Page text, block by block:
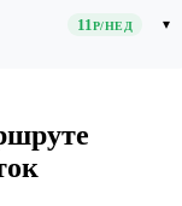
11Р/НЕД ▾